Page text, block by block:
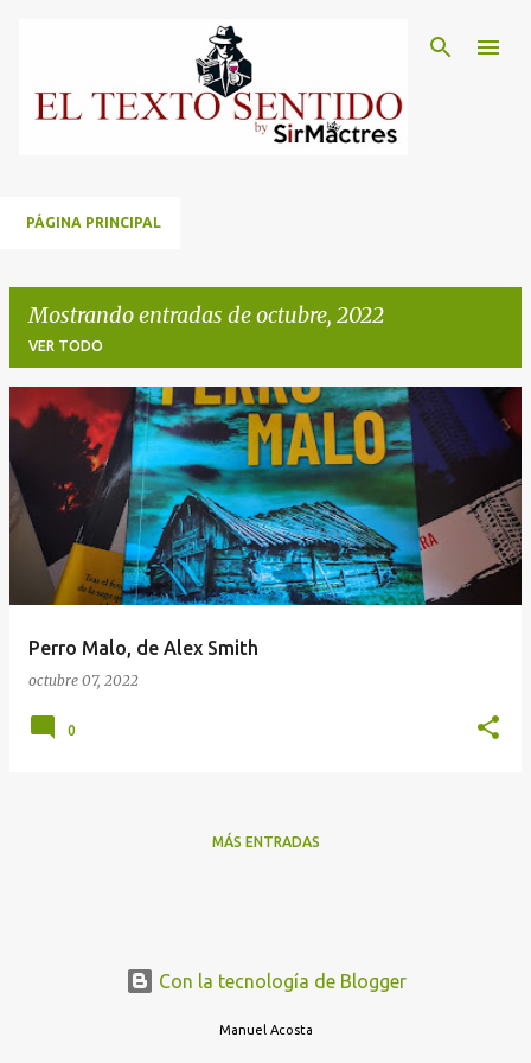
Ir al contenido principal
PÁGINA PRINCIPAL
Mostrando entradas de octubre, 2022
VER TODO
E
n
r
Perro Malo, de Alex Smith
octubre 07, 2022
0
MÁS ENTRADAS
Con la tecnología de Blogger
Manuel Acosta